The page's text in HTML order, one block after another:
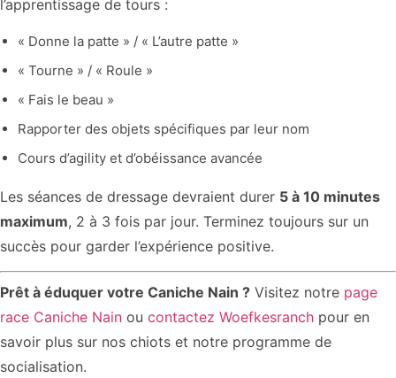
l’apprentissage de tours :
« Donne la patte » / « L’autre patte »
« Tourne » / « Roule »
« Fais le beau »
Rapporter des objets spécifiques par leur nom
Cours d’agility et d’obéissance avancée
Les séances de dressage devraient durer 5 à 10 minutes
maximum, 2 à 3 fois par jour. Terminez toujours sur un
succès pour garder l’expérience positive.
Prêt à éduquer votre Caniche Nain ? Visitez notre page
race Caniche Nain ou contactez Woefkesranch pour en
savoir plus sur nos chiots et notre programme de
socialisation.